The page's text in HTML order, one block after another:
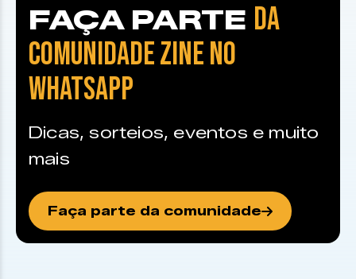
FAÇA PARTE DA
COMUNIDADE ZINE NO
WHATSAPP
Dicas, sorteios, eventos e muito
mais
Faça parte da comunidade